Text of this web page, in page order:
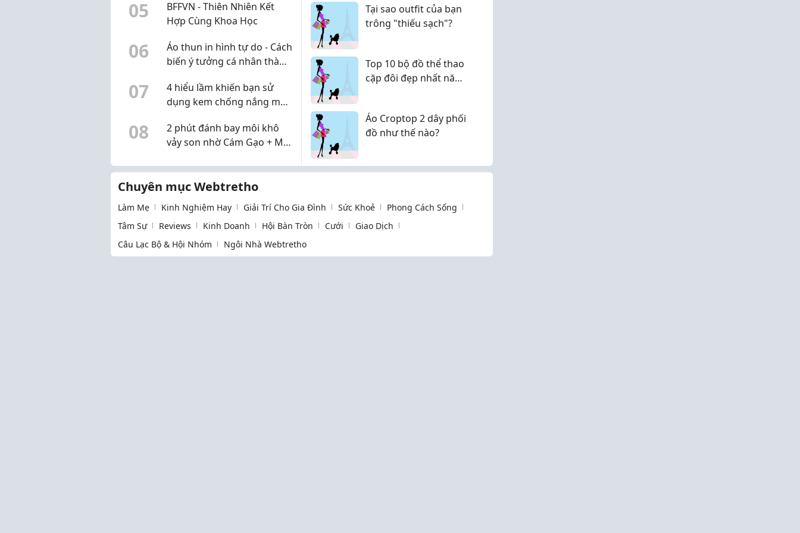
05
BFFVN - Thiên Nhiên Kết
Hợp Cùng Khoa Học
06
Áo thun in hình tự do - Cách
biến ý tưởng cá nhân thành
07
4 hiểu lầm khiến bạn sử
dụng kem chống nắng mãi
08
2 phút đánh bay môi khô
vảy son nhờ Cám Gạo + Mật
Tại sao outfit của bạn
trông "thiếu sạch"?
Top 10 bộ đồ thể thao
cặp đôi đẹp nhất năm
Áo Croptop 2 dây phối
đồ như thế nào?
Chuyên mục Webtretho
Làm Mẹ Kinh Nghiệm Hay Giải Trí Cho Gia Đình Sức Khoẻ
Phong Cách Sống
Tâm Sự
Reviews Kinh Doanh Hội Bàn Tròn Cưới
Giao Dịch
Câu Lạc Bộ & Hội Nhóm
Ngôi Nhà Webtretho